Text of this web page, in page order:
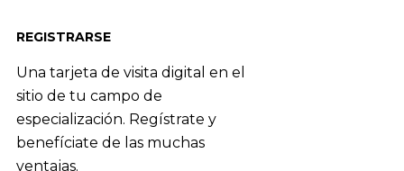
REGISTRARSE
Una tarjeta de visita digital en el
sitio de tu campo de
especialización. Regístrate y
benefíciate de las muchas
ventajas.